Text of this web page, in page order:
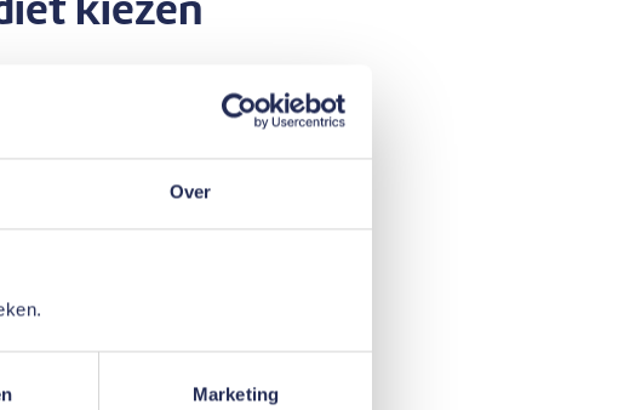
Over
Marketing
kiezen
of je opleiding te voltooien.
begint 30